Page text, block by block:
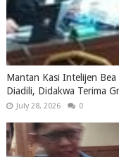
Mantan Kasi Intelijen
Diadili, Didakwa Terima
July 28, 2026 0